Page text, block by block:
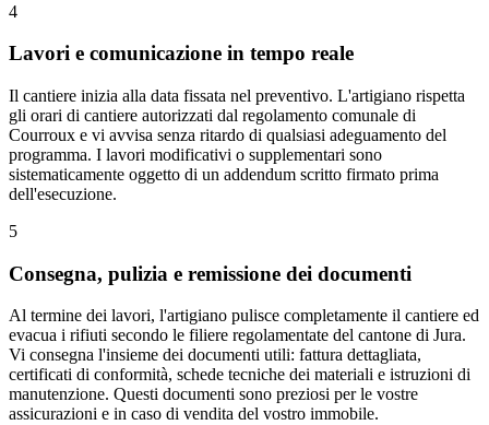
4
Lavori e comunicazione in tempo reale
Il cantiere inizia alla data fissata nel preventivo. L'artigiano rispetta
gli orari di cantiere autorizzati dal regolamento comunale di
Courroux e vi avvisa senza ritardo di qualsiasi adeguamento del
programma. I lavori modificativi o supplementari sono
sistematicamente oggetto di un addendum scritto firmato prima
dell'esecuzione.
5
Consegna, pulizia e remissione dei documenti
Al termine dei lavori, l'artigiano pulisce completamente il cantiere ed
evacua i rifiuti secondo le filiere regolamentate del cantone di Jura.
Vi consegna l'insieme dei documenti utili: fattura dettagliata,
certificati di conformità, schede tecniche dei materiali e istruzioni di
manutenzione. Questi documenti sono preziosi per le vostre
assicurazioni e in caso di vendita del vostro immobile.